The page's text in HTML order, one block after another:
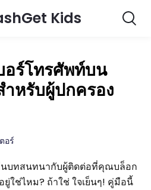
Kids
อร์โทรศัพท์บน
หรับผู้ปกครอง
อร์
นบทสนทนากับผู้ติดต่อที่คุณบล็อก
ใช่ไหม? ถ้าใช่ ใจเย็นๆ! คู่มือนี้